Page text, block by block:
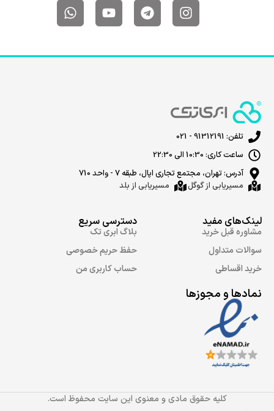
تلفن: 91312191 - 021
ساعت کاری: 10:30 الی 22:30
آدرس: تهران، مجتمع تجاری اپال، طبقه 7 - واحد 710
مسیریابی از گوگل
مسیریابی از بلد
لینک‌های مفید
مشاوره قبل خرید
سوالات متداول
خرید اقساطی
دسترسی سریع
بلاگ ابری تک
حفظ حریم خصوصی
حساب کاربری من
نمادها و مجوزها
کلیه حقوق مادی و معنوی این سایت محفوظ است.